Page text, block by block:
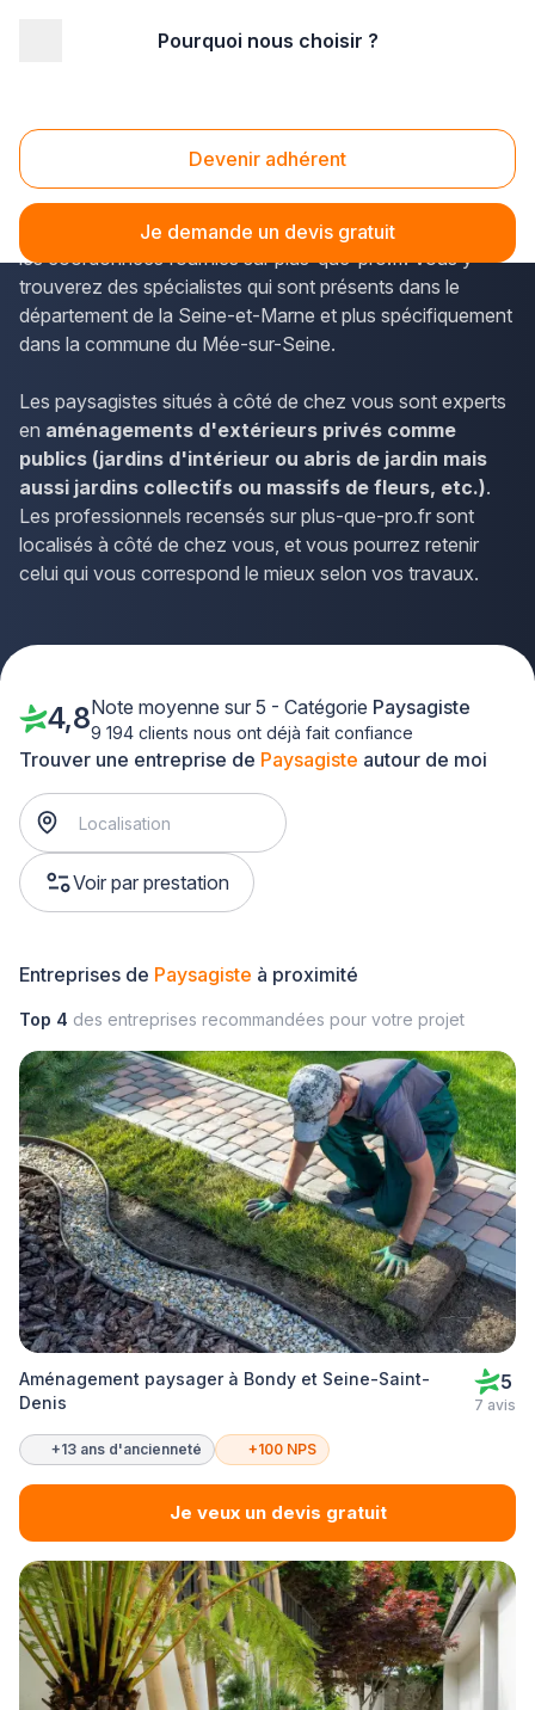
Pourquoi nous choisir ?
Devenir adhérent
Je demande un devis gratuit
Paysagiste Le Mée-sur-Seine (77350)
Les informations concernant les prestations des
paysagistes en Île-de-France sont disponibles en utilisant
les coordonnées fournies sur plus-que-pro.fr. Vous y
trouverez des spécialistes qui sont présents dans le
département de la Seine-et-Marne et plus spécifiquement
dans la commune du Mée-sur-Seine.
Les paysagistes situés à côté de chez vous sont experts
en aménagements d'extérieurs privés comme
publics (jardins d'intérieur ou abris de jardin mais
aussi jardins collectifs ou massifs de fleurs, etc.).
Les professionnels recensés sur plus-que-pro.fr sont
localisés à côté de chez vous, et vous pourrez retenir
celui qui vous correspond le mieux selon vos travaux.
Trouver une entreprise de Paysagiste autour de moi
Voir par prestation
4,8Note moyenne sur 5 - Catégorie Paysagiste
9 194 clients nous ont déjà fait confiance
Entreprises de Paysagiste à proximité
Top 4 des entreprises recommandées pour votre projet
Aménagement paysager à Bondy et Seine-Saint-
Denis
5
7 avis
+13 ans d'ancienneté +100 NPS
Je veux un devis gratuit